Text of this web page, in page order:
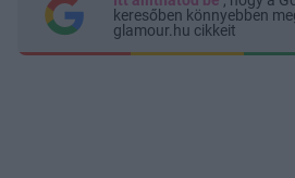
keresőben könnyebben
glamour.hu cikkeit